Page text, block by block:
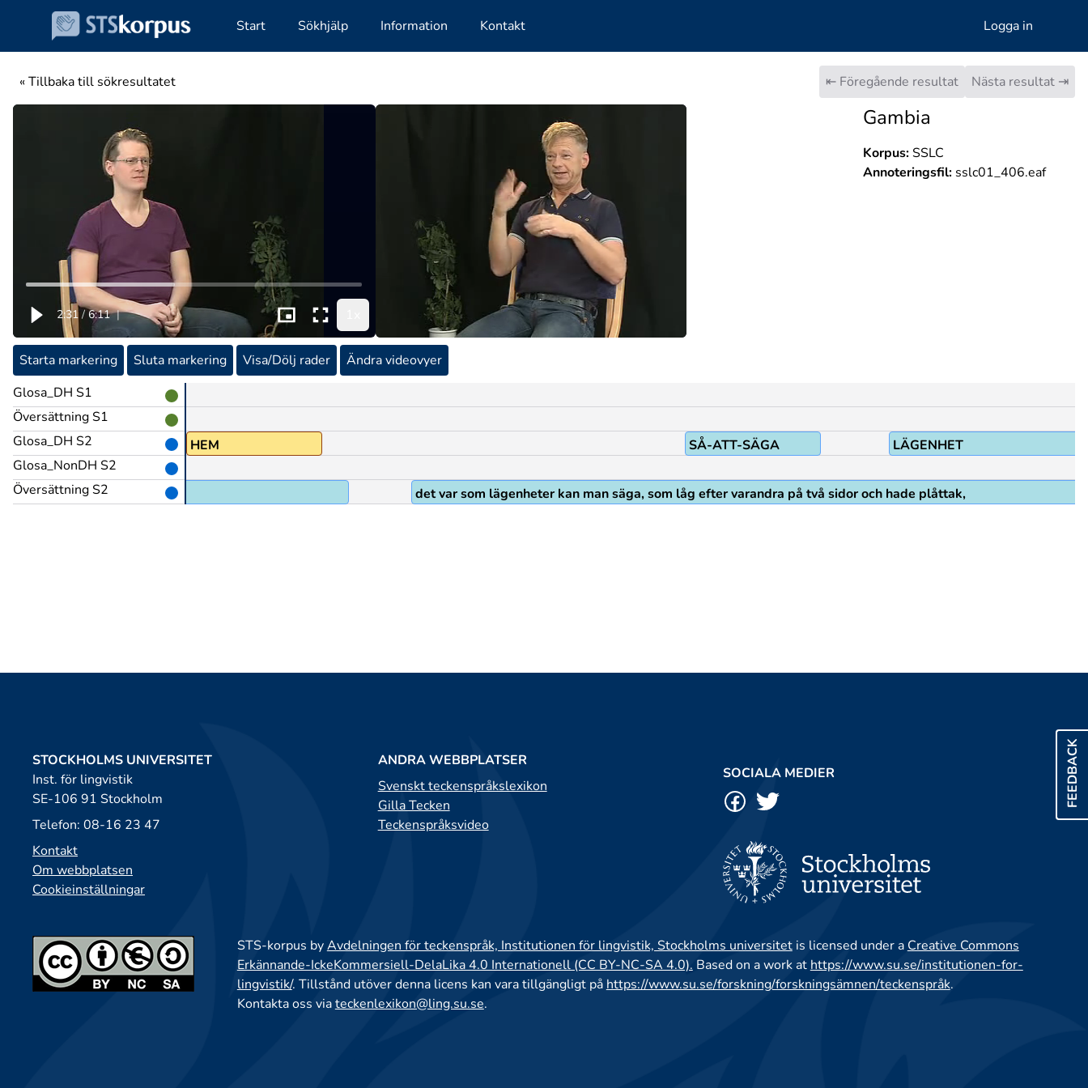
Start Sökhjälp Information Kontakt Logga in
« Tillbaka till sökresultatet ⇤ Föregående resultat Nästa resultat ⇥
2:31 / 6:11 |
Gambia
Korpus:SSLC
Annoteringsfil:sslc01_406.eaf
Starta markering Sluta markering Visa/Dölj rader
Ändra videovyer
Glosa_DH S1
Översättning S1
Glosa_DH S2
Glosa_NonDH S2
Översättning S2
HEM SÅ-ATT-SÄGA LÄGENHET
det var som lägenheter kan man säga, som låg efter varandra på två sidor och hade plåttak,
FEEDBACK
STOCKHOLMS UNIVERSITET
Inst. för lingvistik
SE-106 91 Stockholm
Telefon: 08-16 23 47
Kontakt
Om webbplatsen
Cookieinställningar
ANDRA WEBBPLATSER
Svenskt teckenspråkslexikon
Gilla Tecken
Teckenspråksvideo
SOCIALA MEDIER
STS-korpus byAvdelningen för teckenspråk, Institutionen för lingvistik, Stockholms universitetis licensed under a Creative Commons
Erkännande-IckeKommersiell-DelaLika 4.0 Internationell (CC BY-NC-SA 4.0). Based on a work at https://www.su.se/institutionen-for-
lingvistik/. Tillstånd utöver denna licens kan vara tillgängligt på https://www.su.se/forskning/forskningsämnen/teckenspråk.
Kontakta oss viateckenlexikon@ling.su.se.